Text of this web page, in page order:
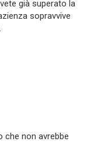
già superato la
sopravvive
che non avrebbe